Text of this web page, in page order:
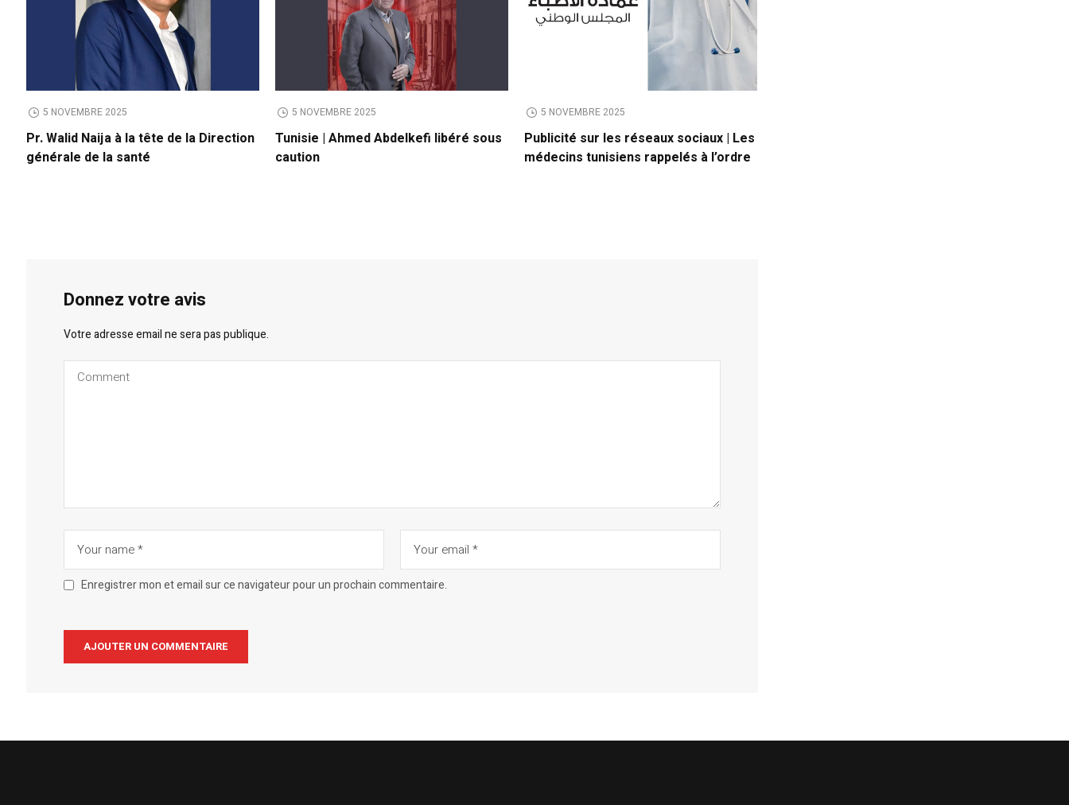
5 NOVEMBRE 2025
Pr. Walid Naija à la tête de la Direction
générale de la santé
5 NOVEMBRE 2025
Tunisie | Ahmed Abdelkefi libéré sous
caution
5 NOVEMBRE 2025
Publicité sur les réseaux sociaux | Les
médecins tunisiens rappelés à l’ordre
Donnez votre avis
Votre adresse email ne sera pas publique.
Enregistrer mon et email sur ce navigateur pour un prochain commentaire.